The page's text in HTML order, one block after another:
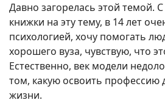
Давно загорелась этой темой.
книжки на эту тему, в 14 лет
психологией, хочу помогать
хорошего вуза, чувствую, что
Естественно, век модели
том, какую освоить профессию
жизни.